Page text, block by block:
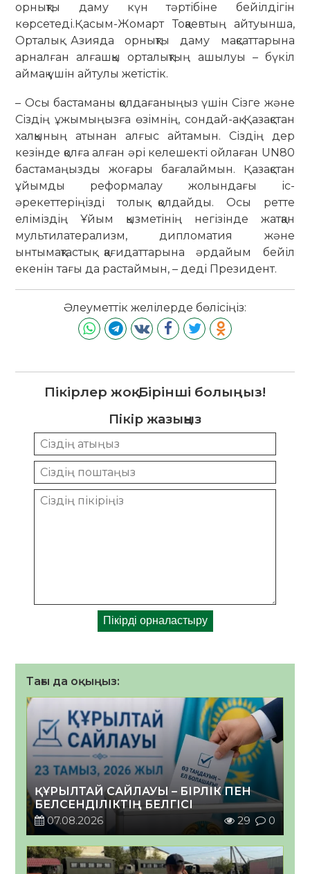
орнықты даму күн тәртібіне бейілдігін
көрсетеді.Қасым-Жомарт Тоқаевтың айтуынша,
Орталық Азияда орнықты даму мақсаттарына
арналған алғашқы орталықтың ашылуы – бүкіл
аймақ үшін айтулы жетістік.
– Осы бастаманы қолдағаныңыз үшін Сізге және
Сіздің ұжымыңызға өзімнің, сондай-ақ Қазақстан
халқының атынан алғыс айтамын. Сіздің дер
кезінде қолға алған әрі келешекті ойлаған UN80
бастамаңызды жоғары бағалаймын. Қазақстан
ұйымды реформалау жолындағы іс-
әрекеттеріңізді толық қолдайды. Осы ретте
еліміздің Ұйым қызметінің негізінде жатқан
мультилатерализм, дипломатия және
ынтымақтастық қағидаттарына әрдайым бейіл
екенін тағы да растаймын, – деді Президент.
Әлеуметтік желілерде бөлісіңіз:
Пікірлер жоқ. Бірінші болыңыз!
Пікір жазыңыз
Тағы да оқыңыз:
ҚҰРЫЛТАЙ САЙЛАУЫ – БІРЛІК ПЕН
БЕЛСЕНДІЛІКТІҢ БЕЛГІСІ
07.08.2026
29 0